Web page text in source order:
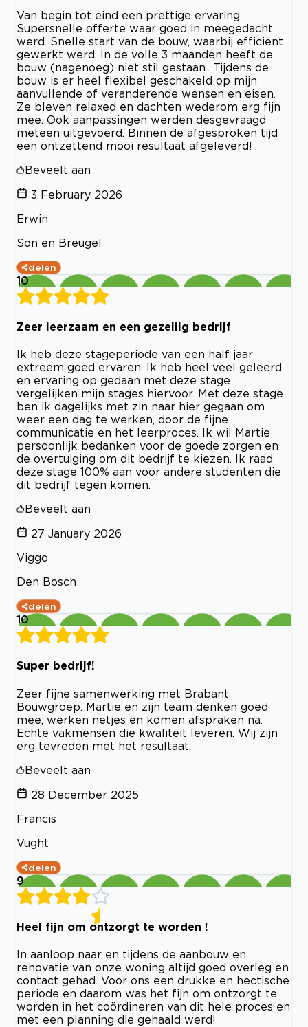
Van begin tot eind een prettige ervaring.
Supersnelle offerte waar goed in meegedacht
werd. Snelle start van de bouw, waarbij efficiënt
gewerkt werd. In de volle 3 maanden heeft de
bouw (nagenoeg) niet stil gestaan.. Tijdens de
bouw is er heel flexibel geschakeld op mijn
aanvullende of veranderende wensen en eisen.
Ze bleven relaxed en dachten wederom erg fijn
mee. Ook aanpassingen werden desgevraagd
meteen uitgevoerd. Binnen de afgesproken tijd
een ontzettend mooi resultaat afgeleverd!
Beveelt aan
3 February 2026
Erwin
Son en Breugel
delen
10
Zeer leerzaam en een gezellig bedrijf
Ik heb deze stageperiode van een half jaar
extreem goed ervaren. Ik heb heel veel geleerd
en ervaring op gedaan met deze stage
vergelijken mijn stages hiervoor. Met deze stage
ben ik dagelijks met zin naar hier gegaan om
weer een dag te werken, door de fijne
communicatie en het leerproces. Ik wil Martie
persoonlijk bedanken voor de goede zorgen en
de overtuiging om dit bedrijf te kiezen. Ik raad
deze stage 100% aan voor andere studenten die
dit bedrijf tegen komen.
Beveelt aan
27 January 2026
Viggo
Den Bosch
delen
10
Super bedrijf!
Zeer fijne samenwerking met Brabant
Bouwgroep. Martie en zijn team denken goed
mee, werken netjes en komen afspraken na.
Echte vakmensen die kwaliteit leveren. Wij zijn
erg tevreden met het resultaat.
Beveelt aan
28 December 2025
Francis
Vught
delen
9
Heel fijn om ontzorgt te worden !
In aanloop naar en tijdens de aanbouw en
renovatie van onze woning altijd goed overleg en
contact gehad. Voor ons een drukke en hectische
periode en daarom was het fijn om ontzorgt te
worden in het coördineren van dit hele proces en
met een planning die gehaald werd!